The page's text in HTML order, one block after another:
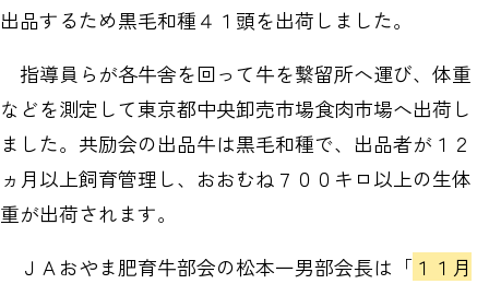
出品するため黒毛和種４１頭を出荷しました。
指導員らが各牛舎を回って牛を繋留所へ運び、体重
などを測定して東京都中央卸売市場食肉市場へ出荷し
ました。共励会の出品牛は黒毛和種で、出品者が１２
ヵ月以上飼育管理し、おおむね７００キロ以上の生体
重が出荷されます。
ＪＡおやま肥育牛部会の松本一男部会長は「 １１月